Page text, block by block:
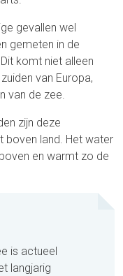
gevallen wel
gemeten in de
komt niet alleen
van Europa,
van de zee.
zijn deze
boven land. Het water
en warmt zo de
is actueel
langjarig